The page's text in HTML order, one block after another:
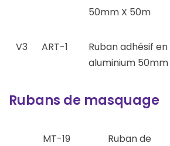
50mm X 50m
V3 ART-1
Ruban adhésif en
aluminium 50mm
Rubans de masquage
MT-19
Ruban de